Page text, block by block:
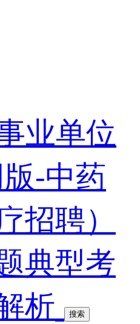
业单位
-中药
招聘）
典型考
析
搜索